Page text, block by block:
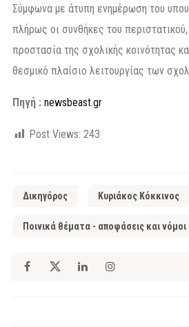
Σύμφωνα με άτυπη ενημέρωση του
πλήρως οι συνθήκες του
προστασία της σχολικής κοινότητας
θεσμικό πλαίσιο λειτουργίας των
Πηγή : newsbeast.gr
Post Views: 243
Δικηγόρος Κυριάκος Κόκκινος
Ποινικά θέματα - αποφάσεις και νόμοι